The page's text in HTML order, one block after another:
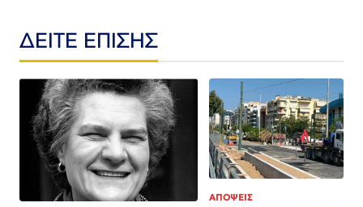
ΔΕΙΤΕ ΕΠΙΣΗΣ
ΑΠΟΨΕΙΣ